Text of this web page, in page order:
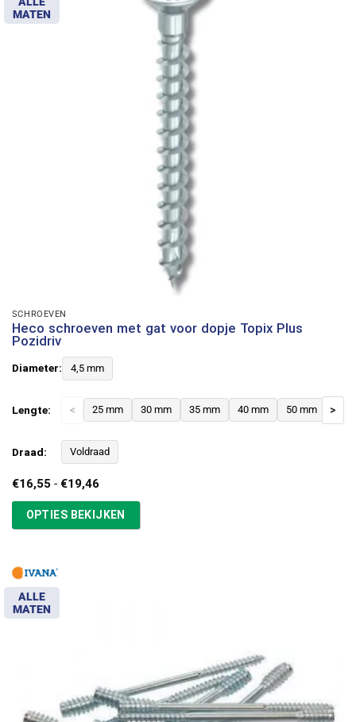
MATEN
SCHROEVEN
Heco schroeven met gat voor dopje Topix Plus
Pozidriv
Diameter: 4,5 mm
Lengte: < 25 mm 30 mm 35 mm 40 mm 50 mm >
Draad: Voldraad
€16,55 - €19,46Prijsklasse:
tot
€19,46
OPTIES BEKIJKEN
ALLE
MATEN